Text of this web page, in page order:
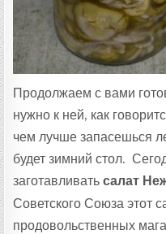
Продолжаем с вами
нужно к ней, как
чем лучше запасешься
будет зимний стол.
заготавливатьсалат
Советского Союза этот
продовольственных